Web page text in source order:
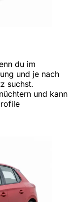
du im
und je nach
suchst.
und kann